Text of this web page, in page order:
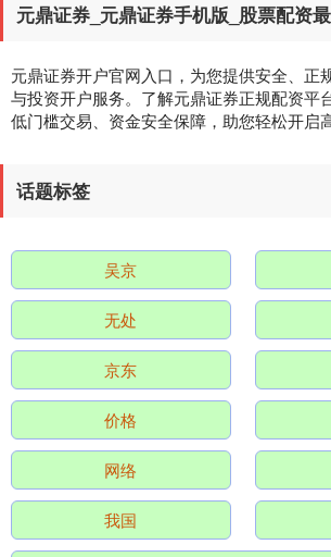
深证成指 14295.08 +184.96
沪深300 4689.96
元鼎证券_元鼎证券手机版_股票配资
元鼎证券开户官网入口，为您提供安全、正
与投资开户服务。了解元鼎证券正规配资平
低门槛交易、资金安全保障，助您轻松开启
话题标签
吴京
无处
京东
价格
网络
我国